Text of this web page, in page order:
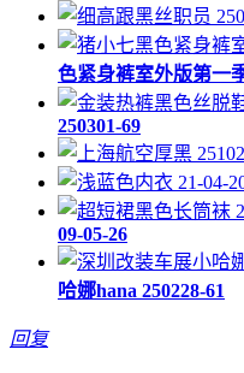
色紧身裤室外版第一
250301-69
09-05-26
哈娜hana 250228-61
回复